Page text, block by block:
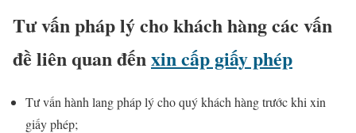
Tư vấn pháp lý cho khách hàng các vấn
đề liên quan đếnxin cấp giấy phép
Tư vấn hành lang pháp lý cho quý khách hàng trước khi xin
giấy phép;